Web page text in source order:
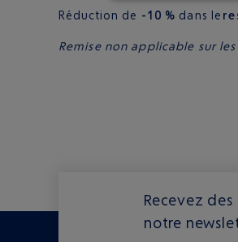
Réduction de -10 % dans le
Remise non applicable sur
Recevez
notre